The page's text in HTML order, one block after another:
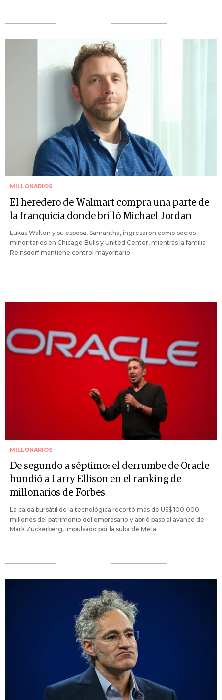
MILLONARIOS
El heredero de Walmart compra una parte de
la franquicia donde brilló Michael Jordan
Lukas Walton y su esposa, Samantha, ingresaron como socios
minoritarios en Chicago Bulls y United Center, mientras la familia
Reinsdorf mantiene control mayoritario.
MILLONARIOS
De segundo a séptimo: el derrumbe de Oracle
hundió a Larry Ellison en el ranking de
millonarios de Forbes
La caída bursátil de la tecnológica recortó más de US$ 100.000
millones del patrimonio del empresario y abrió paso al avance de
Mark Zuckerberg, impulsado por la suba de Meta.